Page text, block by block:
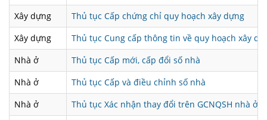
Xây dựng
Thủ tục Cấp chứng chỉ quy hoạch xây dựng
Xây dựng
Thủ tục Cung cấp thông tin về quy hoạch xây
Nhà ở
Thủ tục Cấp mới, cấp đổi số nhà
Nhà ở
Thủ tục Cấp và điều chỉnh số nhà
Nhà ở
Thủ tục Xác nhận thay đổi trên GCNQSH nhà ở